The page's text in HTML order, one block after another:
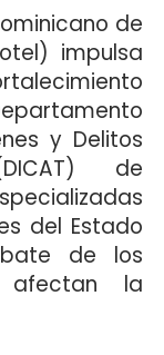
de
impulsa
y Delitos
de
del Estado
de los
afectan la